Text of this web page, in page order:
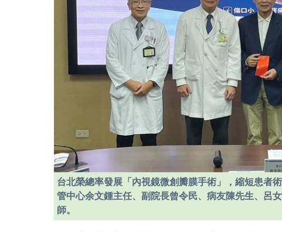
台北榮總率發展「內視鏡微創瓣膜手術」，縮短患者
管中心余文鍾主任、副院長曾令民、病友陳先生、呂
師。